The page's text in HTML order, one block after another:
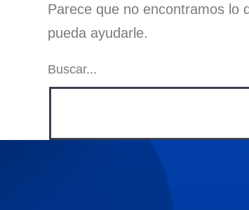
Parece que no encontramos lo
pueda ayudarle.
Buscar...